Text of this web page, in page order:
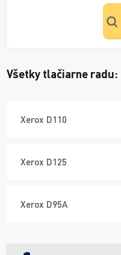
Všetky tlačiarne radu:
Xerox D110
Xerox D125
Xerox D95A